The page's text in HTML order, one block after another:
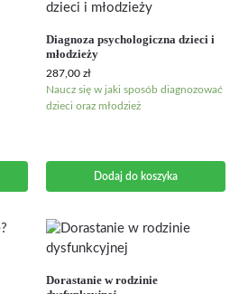
Diagnoza psychologiczna dzieci i
młodzieży
287,00 zł
Naucz się w jaki sposób diagnozować
dzieci oraz młodzież
Dodaj do koszyka
Dorastanie w rodzinie